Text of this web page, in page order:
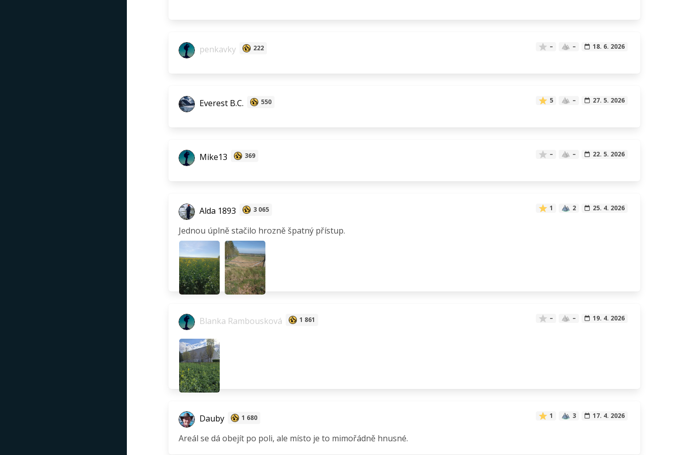
penkavky 222 – – 18. 6. 2026
Everest B.C. 550 5 – 27. 5. 2026
Mike13 369 – – 22. 5. 2026
Alda 1893 3 065 1 2 25. 4. 2026
Jednou úplně stačilo hrozně špatný přístup.
Blanka Rambousková 1 861 – – 19. 4. 2026
Dauby 1 680 1 3 17. 4. 2026
Areál se dá obejít po poli, ale místo je to mimořádně hnusné.